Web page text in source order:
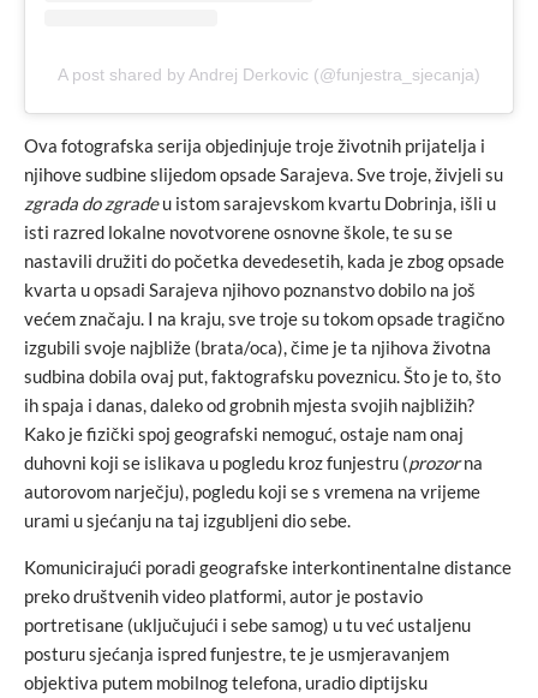
A post shared by Andrej Derkovic (@funjestra_sjecanja)
Ova fotografska serija objedinjuje troje životnih prijatelja i
njihove sudbine slijedom opsade Sarajeva. Sve troje, živjeli su
zgrada do zgradeu istom sarajevskom kvartu Dobrinja, išli u
isti razred lokalne novotvorene osnovne škole, te su se
nastavili družiti do početka devedesetih, kada je zbog opsade
kvarta u opsadi Sarajeva njihovo poznanstvo dobilo na još
većem značaju. I na kraju, sve troje su tokom opsade tragično
izgubili svoje najbliže (brata/oca), čime je ta njihova životna
sudbina dobila ovaj put, faktografsku poveznicu. Što je to, što
ih spaja i danas, daleko od grobnih mjesta svojih najbližih?
Kako je fizički spoj geografski nemoguć, ostaje nam onaj
duhovni koji se islikava u pogledu kroz funjestru (prozorna
autorovom narječju), pogledu koji se s vremena na vrijeme
urami u sjećanju na taj izgubljeni dio sebe.
Komunicirajući poradi geografske interkontinentalne distance
preko društvenih video platformi, autor je postavio
portretisane (uključujući i sebe samog) u tu već ustaljenu
posturu sjećanja ispred funjestre, te je usmjeravanjem
objektiva putem mobilnog telefona, uradio diptijsku